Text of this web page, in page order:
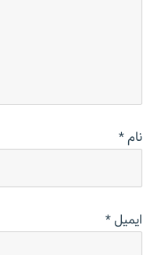
نام*
ایمیل*